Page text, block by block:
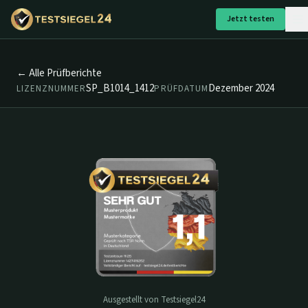
Jetzt testen
← Alle Prüfberichte
LIZENZNUMMERSP_B1014_1412PRÜFDATUMDezember 2024
Ausgestellt von Testsiegel24